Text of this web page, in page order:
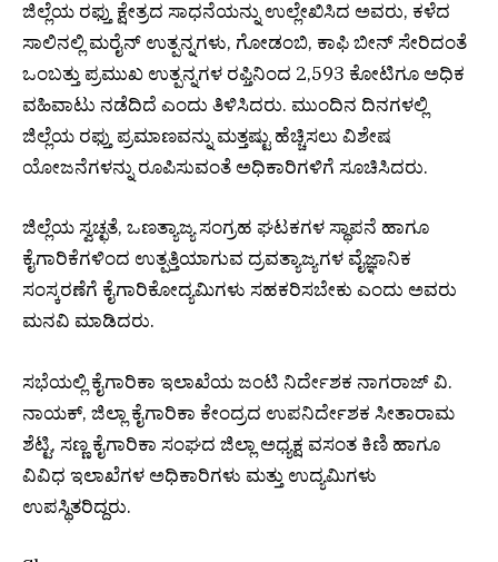
ಜಿಲ್ಲೆಯ ರಫ್ತು ಕ್ಷೇತ್ರದ ಸಾಧನೆಯನ್ನು ಉಲ್ಲೇಖಿಸಿದ ಅವರು, ಕಳೆದ
ಸಾಲಿನಲ್ಲಿ ಮರೈನ್ ಉತ್ಪನ್ನಗಳು, ಗೋಡಂಬಿ, ಕಾಫಿ ಬೀನ್ ಸೇರಿದಂತೆ
ಒಂಬತ್ತು ಪ್ರಮುಖ ಉತ್ಪನ್ನಗಳ ರಫ್ತಿನಿಂದ ₹2,593 ಕೋಟಿಗೂ ಅಧಿಕ
ವಹಿವಾಟು ನಡೆದಿದೆ ಎಂದು ತಿಳಿಸಿದರು. ಮುಂದಿನ ದಿನಗಳಲ್ಲಿ
ಜಿಲ್ಲೆಯ ರಫ್ತು ಪ್ರಮಾಣವನ್ನು ಮತ್ತಷ್ಟು ಹೆಚ್ಚಿಸಲು ವಿಶೇಷ
ಯೋಜನೆಗಳನ್ನು ರೂಪಿಸುವಂತೆ ಅಧಿಕಾರಿಗಳಿಗೆ ಸೂಚಿಸಿದರು.
ಜಿಲ್ಲೆಯ ಸ್ವಚ್ಛತೆ, ಒಣತ್ಯಾಜ್ಯ ಸಂಗ್ರಹ ಘಟಕಗಳ ಸ್ಥಾಪನೆ ಹಾಗೂ
ಕೈಗಾರಿಕೆಗಳಿಂದ ಉತ್ಪತ್ತಿಯಾಗುವ ದ್ರವತ್ಯಾಜ್ಯಗಳ ವೈಜ್ಞಾನಿಕ
ಸಂಸ್ಕರಣೆಗೆ ಕೈಗಾರಿಕೋದ್ಯಮಿಗಳು ಸಹಕರಿಸಬೇಕು ಎಂದು ಅವರು
ಮನವಿ ಮಾಡಿದರು.
ಸಭೆಯಲ್ಲಿ ಕೈಗಾರಿಕಾ ಇಲಾಖೆಯ ಜಂಟಿ ನಿರ್ದೇಶಕ ನಾಗರಾಜ್ ವಿ.
ನಾಯಕ್, ಜಿಲ್ಲಾ ಕೈಗಾರಿಕಾ ಕೇಂದ್ರದ ಉಪನಿರ್ದೇಶಕ ಸೀತಾರಾಮ
ಶೆಟ್ಟಿ, ಸಣ್ಣ ಕೈಗಾರಿಕಾ ಸಂಘದ ಜಿಲ್ಲಾ ಅಧ್ಯಕ್ಷ ವಸಂತ ಕಿಣಿ ಹಾಗೂ
ವಿವಿಧ ಇಲಾಖೆಗಳ ಅಧಿಕಾರಿಗಳು ಮತ್ತು ಉದ್ಯಮಿಗಳು
ಉಪಸ್ಥಿತರಿದ್ದರು.